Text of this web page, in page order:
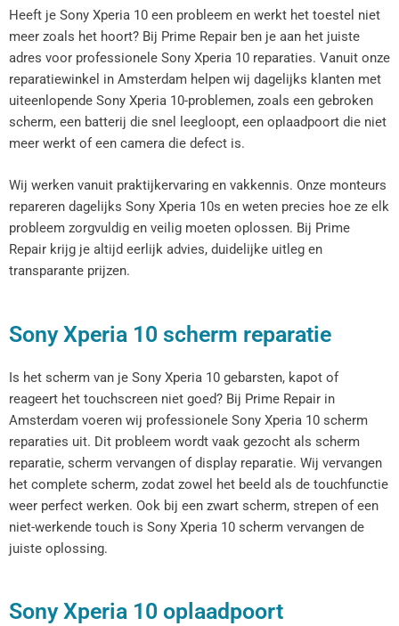
Heeft je Sony Xperia 10 een probleem en werkt het toestel niet
meer zoals het hoort? Bij Prime Repair ben je aan het juiste
adres voor professionele Sony Xperia 10 reparaties. Vanuit onze
reparatiewinkel in Amsterdam helpen wij dagelijks klanten met
uiteenlopende Sony Xperia 10-problemen, zoals een gebroken
scherm, een batterij die snel leegloopt, een oplaadpoort die niet
meer werkt of een camera die defect is.
Wij werken vanuit praktijkervaring en vakkennis. Onze monteurs
repareren dagelijks Sony Xperia 10s en weten precies hoe ze elk
probleem zorgvuldig en veilig moeten oplossen. Bij Prime
Repair krijg je altijd eerlijk advies, duidelijke uitleg en
transparante prijzen.
Sony Xperia 10 scherm reparatie
Is het scherm van je Sony Xperia 10 gebarsten, kapot of
reageert het touchscreen niet goed? Bij Prime Repair in
Amsterdam voeren wij professionele Sony Xperia 10 scherm
reparaties uit. Dit probleem wordt vaak gezocht als scherm
reparatie, scherm vervangen of display reparatie. Wij vervangen
het complete scherm, zodat zowel het beeld als de touchfunctie
weer perfect werken. Ook bij een zwart scherm, strepen of een
niet-werkende touch is Sony Xperia 10 scherm vervangen de
juiste oplossing.
Sony Xperia 10 oplaadpoort